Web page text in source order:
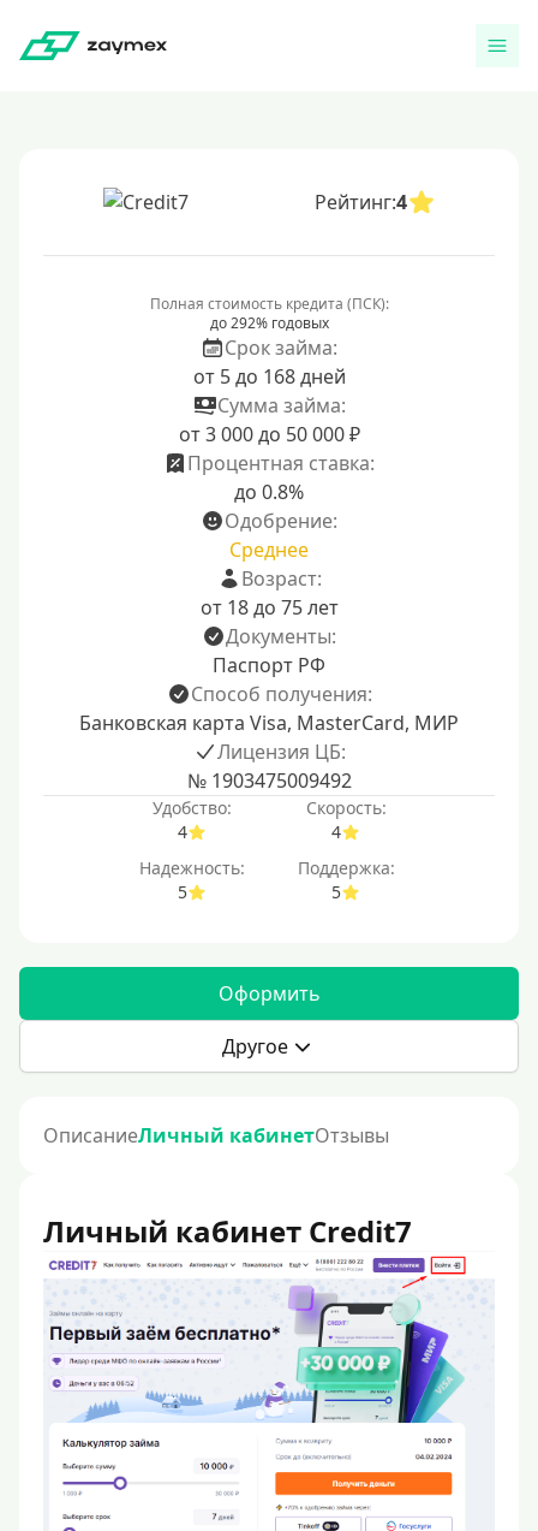
Рейтинг:4
Полная стоимость кредита (ПСК):
до 292% годовых
Срок займа:
от 5 до 168 дней
Сумма займа:
от 3 000 до 50 000 ₽
Процентная ставка:
до 0.8%
Одобрение:
Среднее
Возраст:
от 18 до 75 лет
Документы:
Паспорт РФ
Способ получения:
Банковская карта Visa, MasterCard, МИР
Лицензия ЦБ:
№ 1903475009492
Удобство:
4
Скорость:
4
Надежность:
5
Поддержка:
5
Оформить
Другое
ОписаниеЛичный кабинетОтзывы
Личный кабинет Credit7